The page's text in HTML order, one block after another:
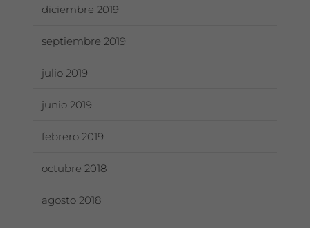
diciembre 2019
septiembre 2019
julio 2019
junio 2019
febrero 2019
octubre 2018
agosto 2018